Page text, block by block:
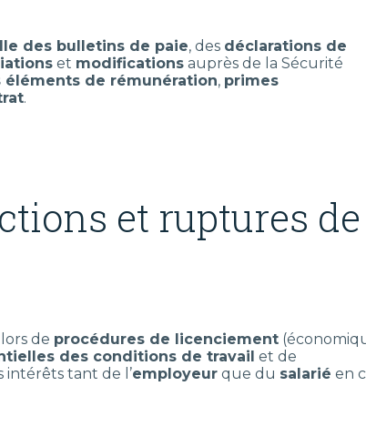
des bulletins de paie, des déclarations de
et modifications auprès de la Sécurité
de rémunération, primes
.
et ruptures de
lors de procédures de licenciement
des conditions de travail et de
intérêts tant de l’employeur que du salarié en